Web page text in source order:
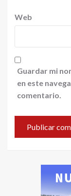
Web
Guardar mi
en este
comentario.